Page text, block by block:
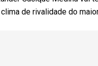
de rivalidade do